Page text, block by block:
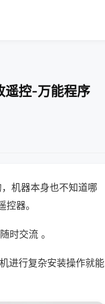
遥控-万能程序
机器本身也不知道哪
器。
时交流 。
进行复杂安装操作就能